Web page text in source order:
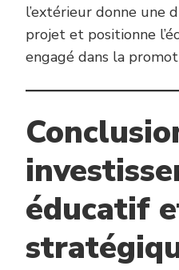
l’extérieur donne une
projet et positionne
engagé dans la
éducatif